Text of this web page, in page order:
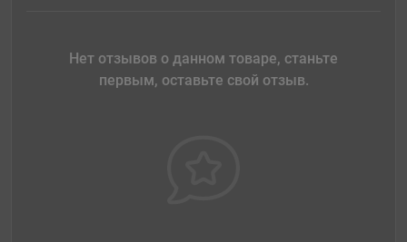
Нет отзывов о данном товаре, станьте
первым, оставьте свой отзыв.